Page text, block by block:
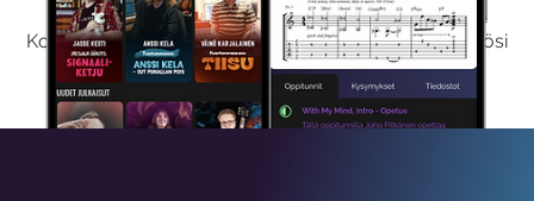
Kokeilemalla ilmaiseksi saat koko sisältömme käyttöösi
viikon ajaksi.